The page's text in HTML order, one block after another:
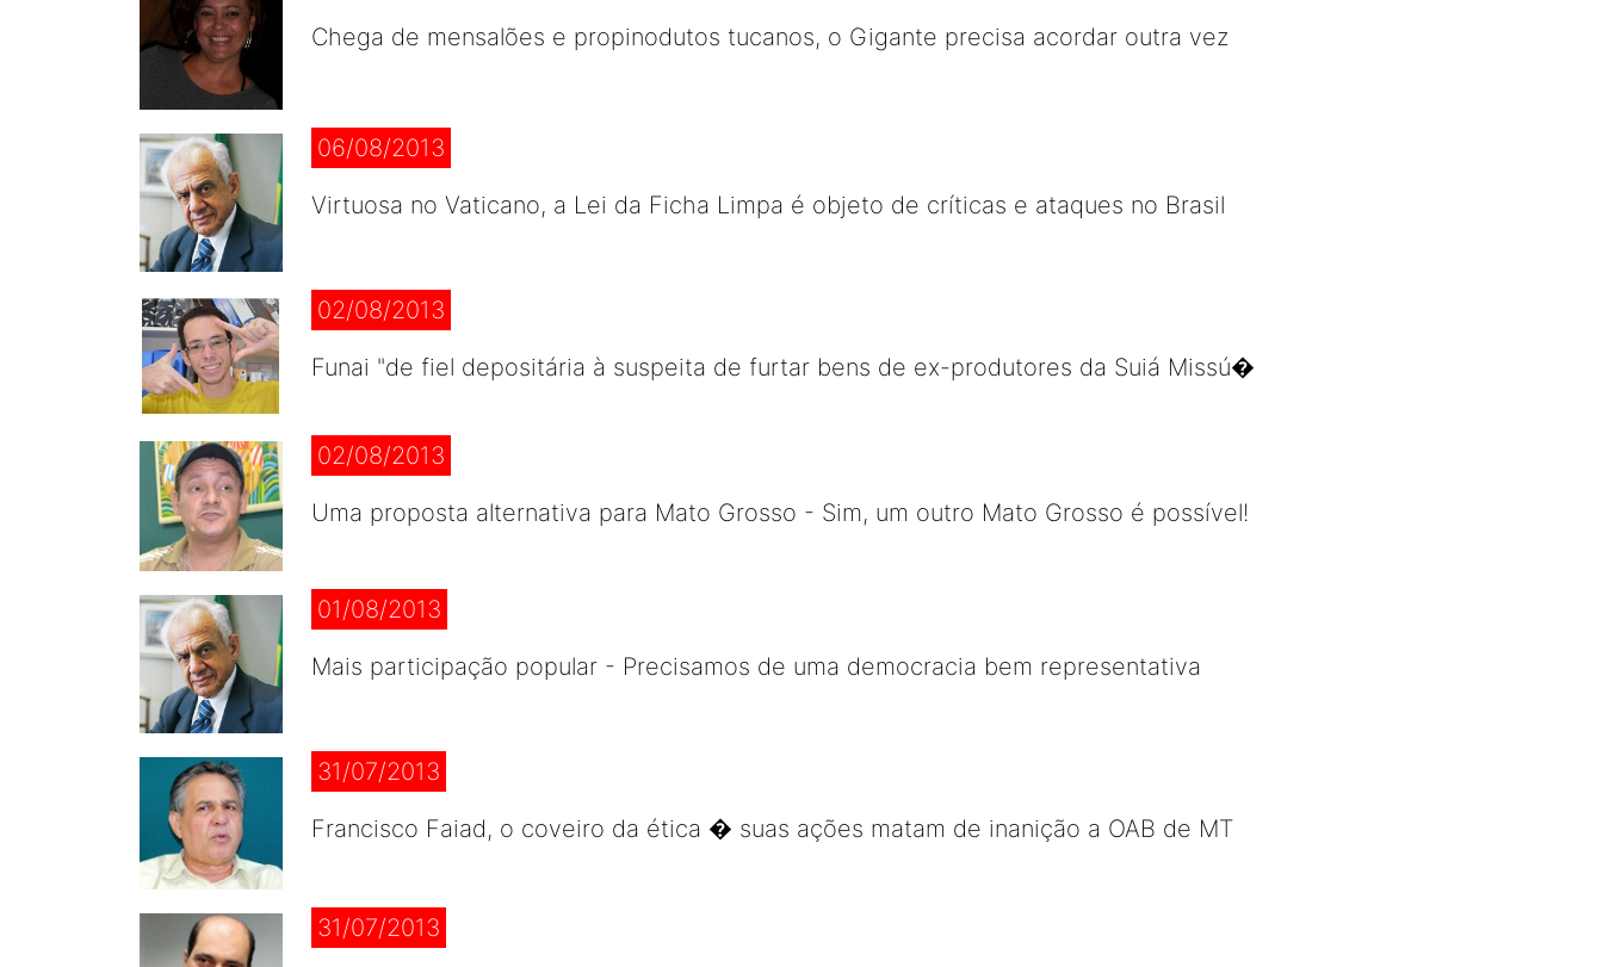
Chega de mensalões e propinodutos tucanos, o Gigante precisa acordar outra vez
06/08/2013
Virtuosa no Vaticano, a Lei da Ficha Limpa é objeto de críticas e ataques no Brasil
02/08/2013
Funai "de fiel depositária à suspeita de furtar bens de ex-produtores da Suiá Missú�
02/08/2013
Uma proposta alternativa para Mato Grosso - Sim, um outro Mato Grosso é possível!
01/08/2013
Mais participação popular - Precisamos de uma democracia bem representativa
31/07/2013
Francisco Faiad, o coveiro da ética � suas ações matam de inanição a OAB de MT
31/07/2013